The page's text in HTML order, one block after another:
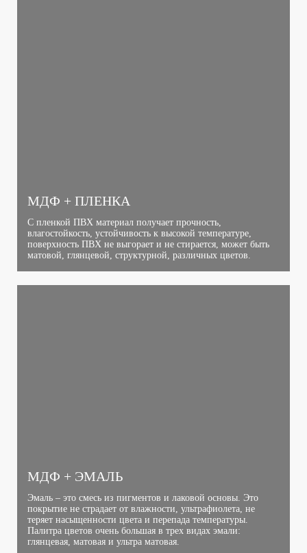
МДФ + ПЛЕНКА
С пленкой ПВХ материал получает прочность,
влагостойкость, устойчивость к высокой температуре,
поверхность ПВХ не выгорает и не стирается, может быть
матовой, глянцевой, структурной, различных цветов.
МДФ + ЭМАЛЬ
Эмаль – это смесь из пигментов и лаковой основы. Это
покрытие не страдает от влажности, ультрафиолета, не
теряет насыщенности цвета и перепада температуры.
Палитра цветов очень большая в трех видах эмали:
глянцевая, матовая и ультра матовая.